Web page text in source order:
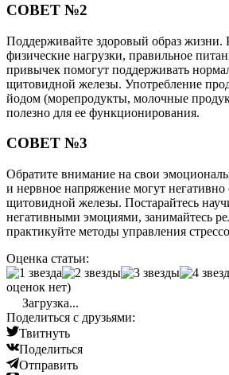
СОВЕТ №2
Поддерживайте здоровый образ жизни.
физические нагрузки, правильное
привычек помогут поддерживать
щитовидной железы. Употребление
йодом (морепродукты, молочные
полезно для ее функционирования.
СОВЕТ №3
Обратите внимание на свои
и нервное напряжение могут негативно
щитовидной железы. Постарайтесь
негативными эмоциями, занимайтесь
практикуйте методы управления
Оценка статьи:
оценок нет)
Загрузка...
Поделиться с друзьями:
Твитнуть
Поделиться
Отправить